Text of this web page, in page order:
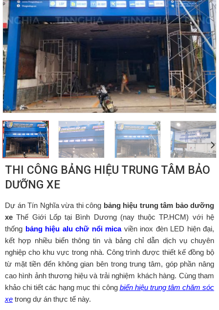
THI CÔNG BẢNG HIỆU TRUNG TÂM BẢO
DƯỠNG XE
Dự án Tín Nghĩa vừa thi công bảng hiệu trung tâm bảo dưỡng
xe Thế Giới Lốp tại Bình Dương (nay thuộc TP.HCM) với hệ
thống bảng hiệu alu chữ nổi micaviền inox đèn LED hiện đại,
kết hợp nhiều biển thông tin và bảng chỉ dẫn dịch vụ chuyên
nghiệp cho khu vực trong nhà. Công trình được thiết kế đồng bộ
từ mặt tiền đến không gian bên trong trung tâm, góp phần nâng
cao hình ảnh thương hiệu và trải nghiệm khách hàng. Cùng tham
khảo chi tiết các hạng mục thi công biển hiệu trung tâm chăm sóc
xe trong dự án thực tế này.